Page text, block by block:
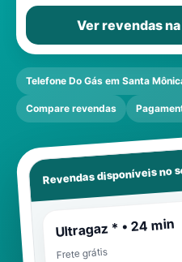
Ver revendas
Telefone Do Gás em Santa
Compare revendas
Revendas disponíveis no
Ultragaz * • 24 min
Frete grátis